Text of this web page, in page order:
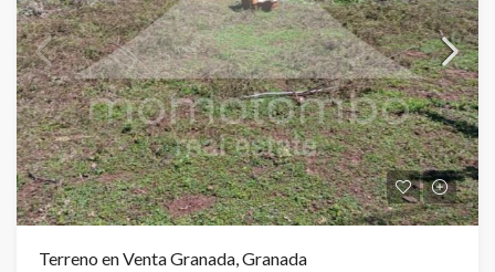
Terreno en Venta Granada, Granada